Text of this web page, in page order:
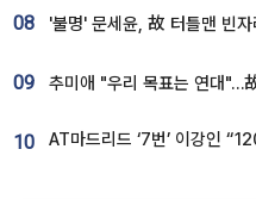
08
09
10